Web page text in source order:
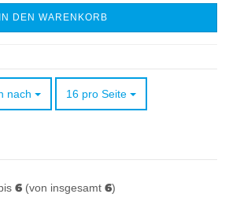
IN DEN WARENKORB
nach
nach 16 pro Seite
pro Seite
6 (von insgesamt 6)